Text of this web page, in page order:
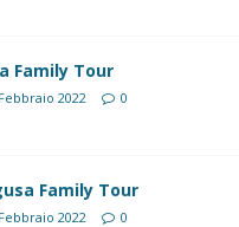
Family Tour
2022 0
Family Tour
2022 0